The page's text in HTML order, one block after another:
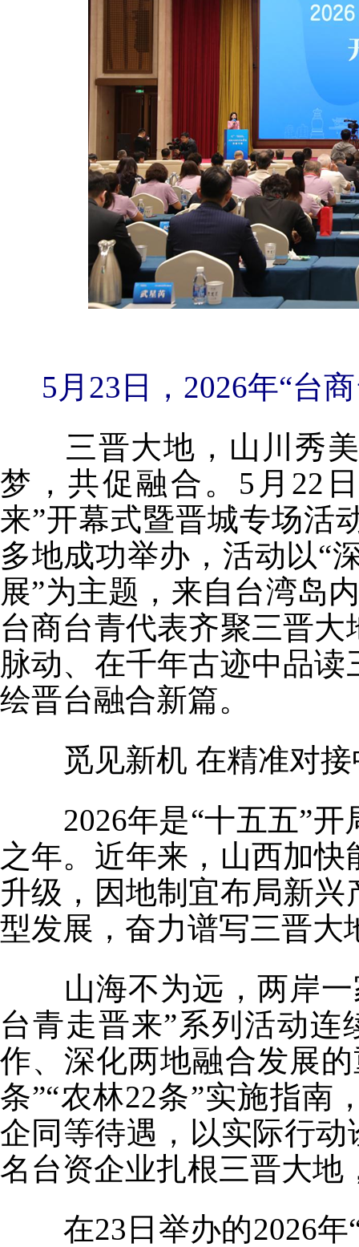
5月23日，2026年“台
三晋大地，山川秀美
梦，共促融合。5月22
来”开幕式暨晋城专场活
多地成功举办，活动以“
展”为主题，来自台湾岛
台商台青代表齐聚三晋
脉动、在千年古迹中品
绘晋台融合新篇。
觅见新机 在精准对
2026年是“十五五”开
之年。近年来，山西加
升级，因地制宜布局新
型发展，奋力谱写三晋大
山海不为远，两岸一
台青走晋来”系列活动
作、深化两地融合发展
条”“农林22条”实施指南
企同等待遇，以实际行
名台资企业扎根三晋大地
在23日举办的2026年“